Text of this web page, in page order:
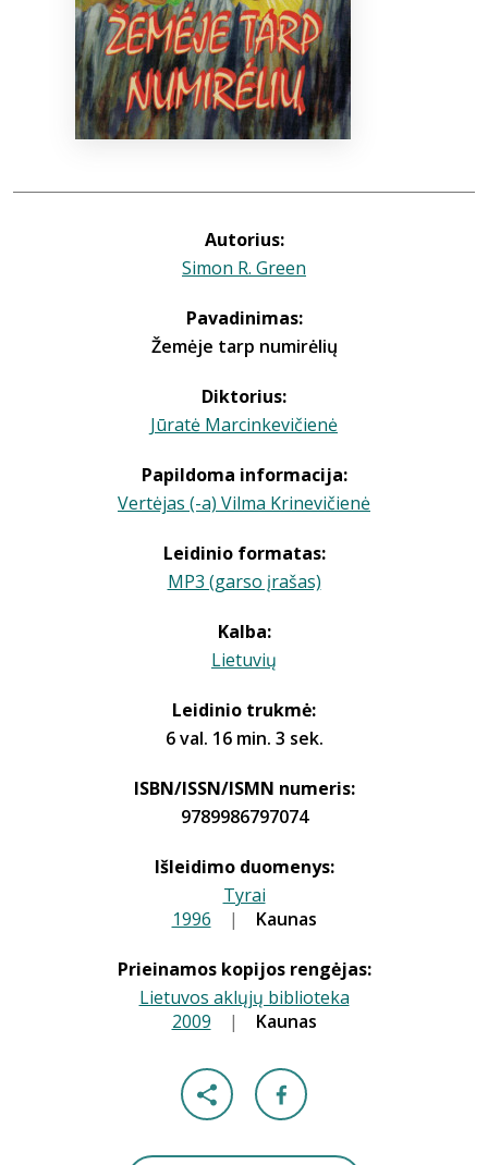
Autorius:
Simon R. Green
Pavadinimas:
Žemėje tarp numirėlių
Diktorius:
Jūratė Marcinkevičienė
Papildoma informacija:
Vertėjas (-a) Vilma Krinevičienė
Leidinio formatas:
MP3 (garso įrašas)
Kalba:
Lietuvių
Leidinio trukmė:
6 val. 16 min. 3 sek.
ISBN/ISSN/ISMN numeris:
9789986797074
Išleidimo duomenys:
Tyrai
1996 | Kaunas
Prieinamos kopijos rengėjas:
Lietuvos aklųjų biblioteka
2009 | Kaunas